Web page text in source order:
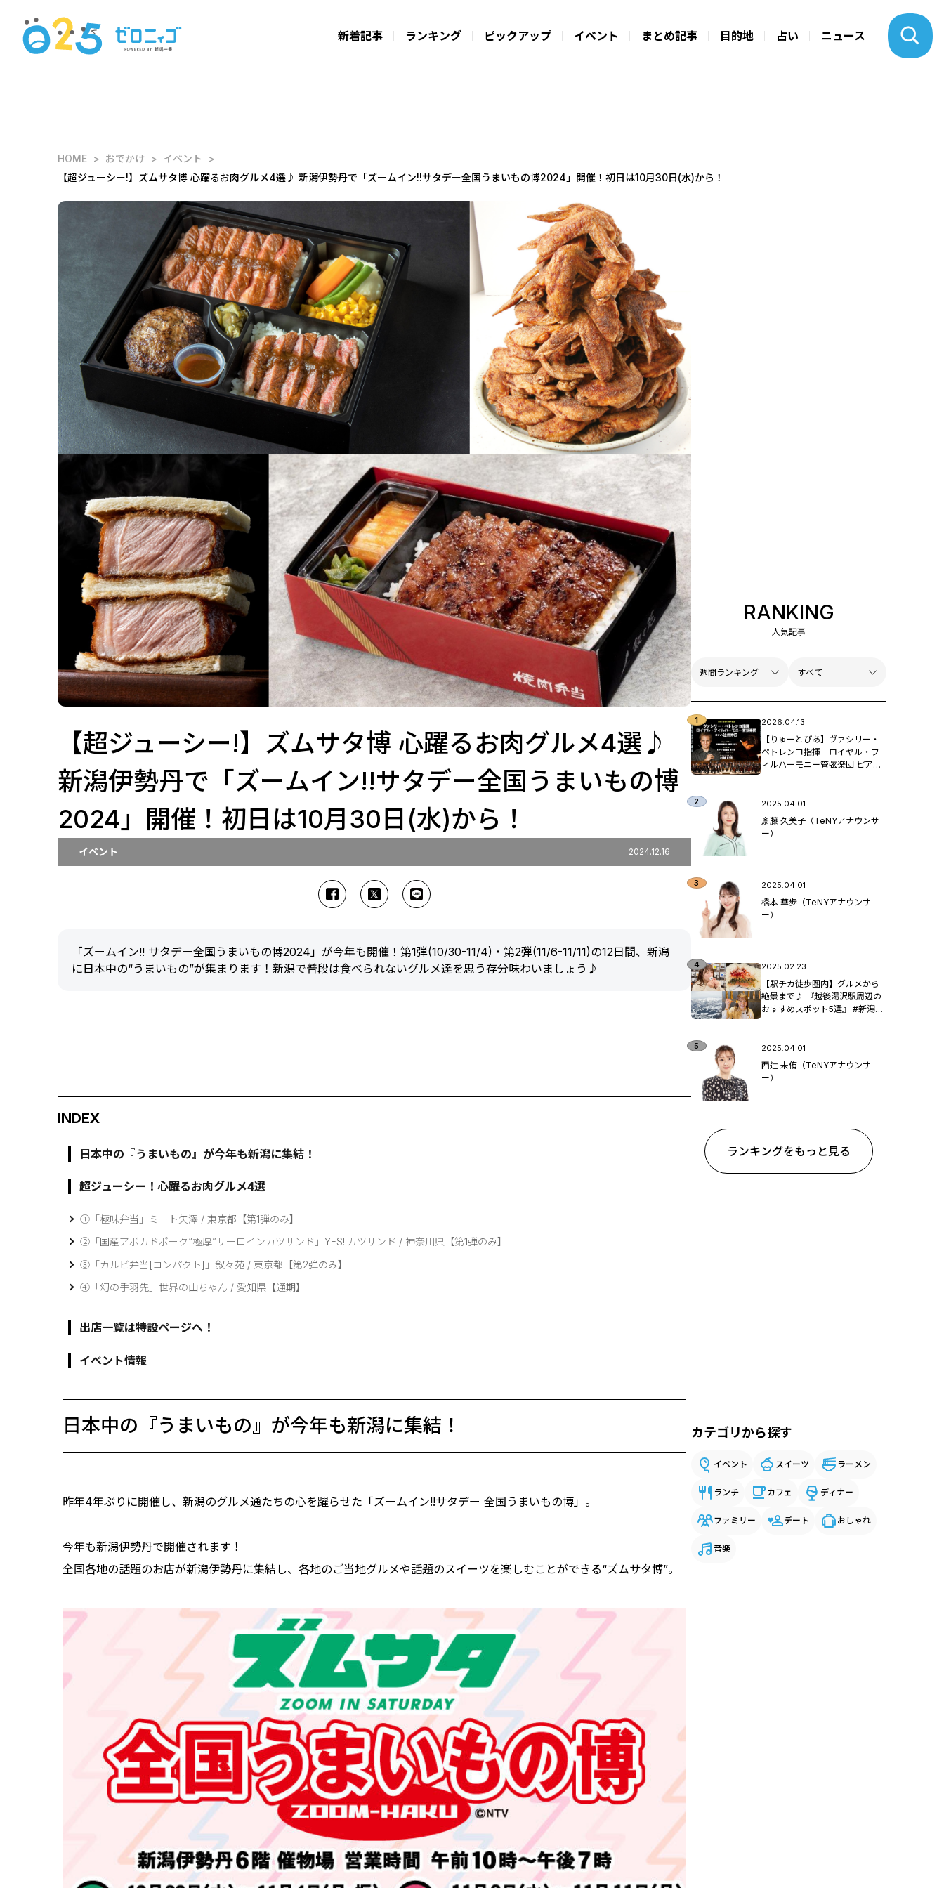
新着記事 ランキング ピックアップ イベント まとめ記事 目的地 占い ニュース
HOME おでかけ
イベント
【超ジューシー!】ズムサタ博 心躍るお肉グルメ4選♪ 新潟伊勢丹で「ズームイン!!サタデー全国うまいもの博2024」開催！初日は10月30日(水)から！
【超ジューシー!】ズムサタ博 心躍るお肉グルメ4選♪
新潟伊勢丹で「ズームイン!!サタデー全国うまいもの博
2024」開催！初日は10月30日(水)から！
イベント 2024.12.16
「ズームイン!! サタデー全国うまいもの博2024」が今年も開催！第1弾(10/30-11/4)・第2弾(11/6-11/11)の12日間、新潟
に日本中の“うまいもの”が集まります！新潟で普段は食べられないグルメ達を思う存分味わいましょう♪
INDEX
日本中の『うまいもの』が今年も新潟に集結！
超ジューシー！心躍るお肉グルメ4選
①「極味弁当」ミート矢澤 / 東京都【第1弾のみ】
②「国産アボカドポーク“極厚”サーロインカツサンド」YES!!カツサンド / 神奈川県【第1弾のみ】
③「カルビ弁当[コンパクト]」叙々苑 / 東京都【第2弾のみ】
④「幻の手羽先」世界の山ちゃん / 愛知県【通期】
出店一覧は特設ページへ！
イベント情報
日本中の『うまいもの』が今年も新潟に集結！
昨年4年ぶりに開催し、新潟のグルメ通たちの心を躍らせた「ズームイン!!サタデー 全国うまいもの博」。
今年も新潟伊勢丹で開催されます！
全国各地の話題のお店が新潟伊勢丹に集結し、各地のご当地グルメや話題のスイーツを楽しむことができる“ズムサタ博”。
RANKING
人気記事
2026.04.13
【りゅーとぴあ】ヴァシリー・
ペトレンコ指揮 ロイヤル・フ
ィルハーモニー管弦楽団 ピア
2025.04.01
斎藤 久美子（TeNYアナウンサ
ー）
2025.04.01
橋本 華歩（TeNYアナウンサ
ー）
2025.02.23
【駅チカ徒歩圏内】グルメから
絶景まで♪ 『越後湯沢駅周辺の
おすすめスポット5選』 #新潟観
2025.04.01
西辻 未侑（TeNYアナウンサ
ー）
ランキングをもっと見る
カテゴリから探す
イベント スイーツ ラーメン
ランチ カフェ ディナー
ファミリー デート おしゃれ
音楽